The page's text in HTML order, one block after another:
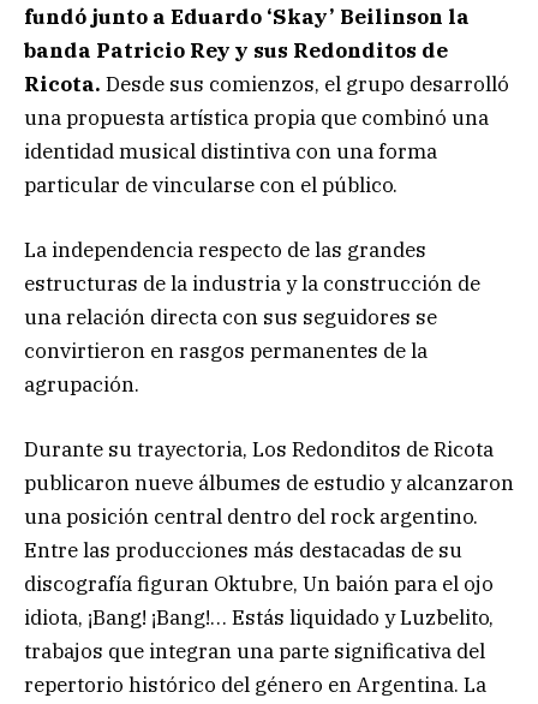
fundó junto a Eduardo ‘Skay’ Beilinson la
banda Patricio Rey y sus Redonditos de
Ricota. Desde sus comienzos, el grupo desarrolló
una propuesta artística propia que combinó una
identidad musical distintiva con una forma
particular de vincularse con el público.
La independencia respecto de las grandes
estructuras de la industria y la construcción de
una relación directa con sus seguidores se
convirtieron en rasgos permanentes de la
agrupación.
Durante su trayectoria, Los Redonditos de Ricota
publicaron nueve álbumes de estudio y alcanzaron
una posición central dentro del rock argentino.
Entre las producciones más destacadas de su
discografía figuran Oktubre, Un baión para el ojo
idiota, ¡Bang! ¡Bang!… Estás liquidado y Luzbelito,
trabajos que integran una parte significativa del
repertorio histórico del género en Argentina. La